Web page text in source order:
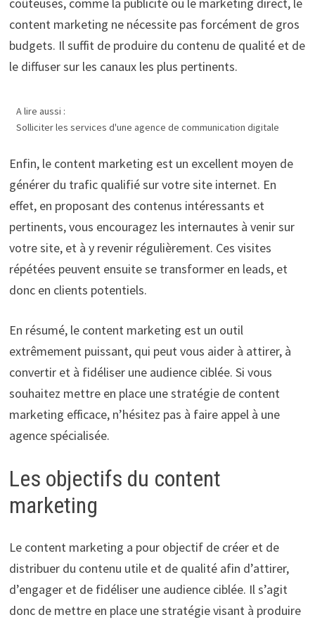
content marketing ne nécessite pas forcément de gros
budgets. Il suffit de produire du contenu de qualité et de
le diffuser sur les canaux les plus pertinents.
A lire aussi :
Solliciter les services d'une agence de communication digitale
Enfin, le content marketing est un excellent moyen de
générer du trafic qualifié sur votre site internet. En
effet, en proposant des contenus intéressants et
pertinents, vous encouragez les internautes à venir sur
votre site, et à y revenir régulièrement. Ces visites
répétées peuvent ensuite se transformer en leads, et
donc en clients potentiels.
En résumé, le content marketing est un outil
extrêmement puissant, qui peut vous aider à attirer, à
convertir et à fidéliser une audience ciblée. Si vous
souhaitez mettre en place une stratégie de content
marketing efficace, n’hésitez pas à faire appel à une
agence spécialisée.
Les objectifs du content
marketing
Le content marketing a pour objectif de créer et de
distribuer du contenu utile et de qualité afin d’attirer,
d’engager et de fidéliser une audience ciblée. Il s’agit
donc de mettre en place une stratégie visant à produire